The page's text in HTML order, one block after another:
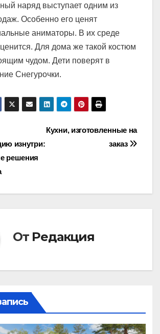
наряд выступает одним из
Особенно его ценят
аниматоры. В их среде
Для дома же такой костюм
чудом. Дети поверят в
Снегурочки.
Кухни, изготовленные на
заказ
изнутри:
решения
От Редакция